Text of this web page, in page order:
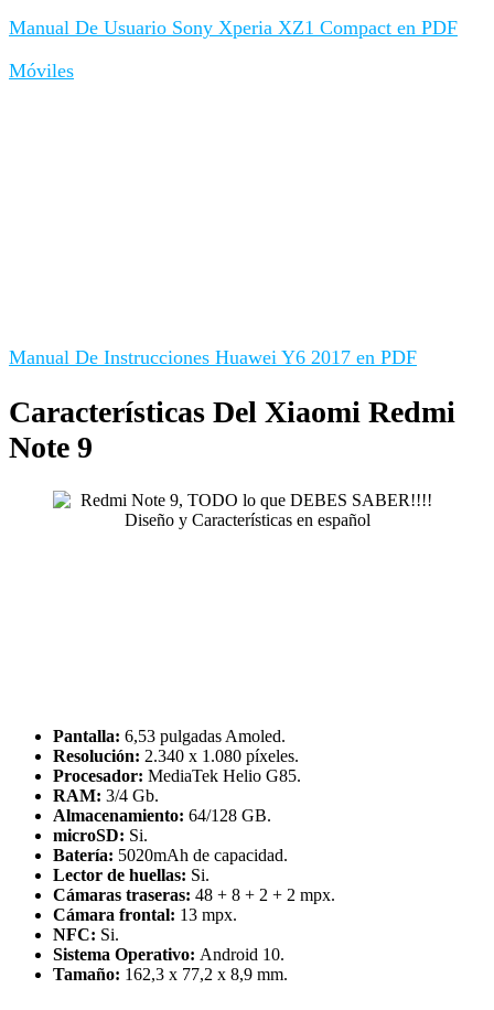
Manual De Usuario Sony Xperia XZ1 Compact en PDF
Móviles
Manual De Instrucciones Huawei Y6 2017 en PDF
Características Del Xiaomi Redmi
Note 9
Pantalla: 6,53 pulgadas Amoled.
Resolución: 2.340 x 1.080 píxeles.
Procesador: MediaTek Helio G85.
RAM: 3/4 Gb.
Almacenamiento: 64/128 GB.
microSD: Si.
Batería: 5020mAh de capacidad.
Lector de huellas: Si.
Cámaras traseras: 48 + 8 + 2 + 2 mpx.
Cámara frontal: 13 mpx.
NFC: Si.
Sistema Operativo: Android 10.
Tamaño: 162,3 x 77,2 x 8,9 mm.